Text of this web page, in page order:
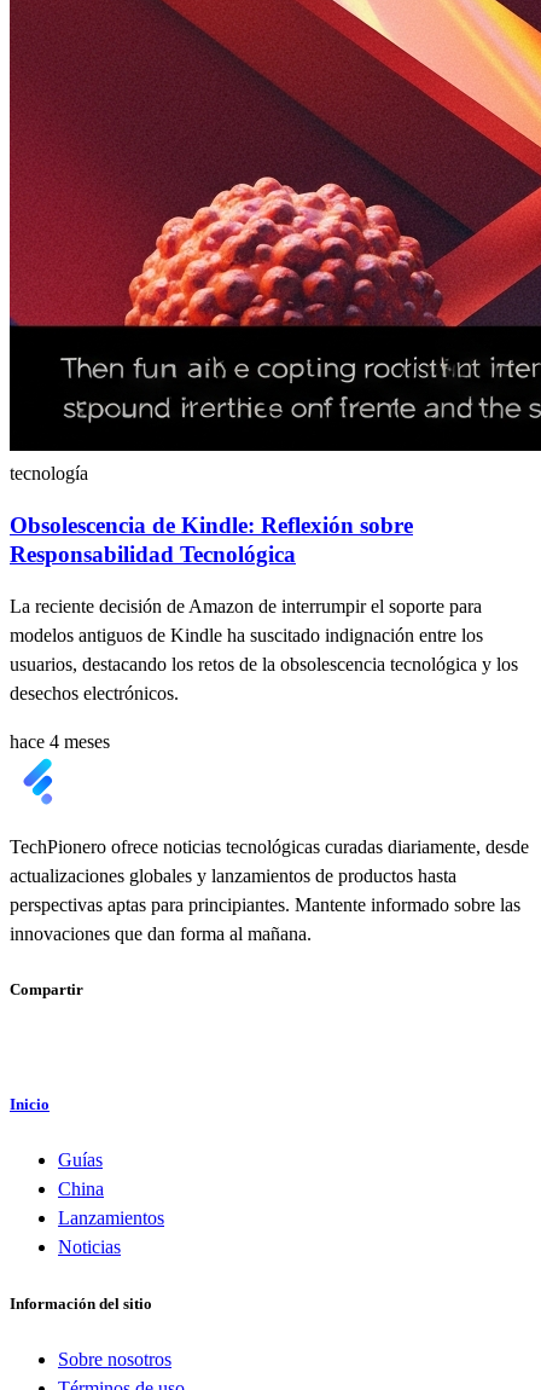
tecnología
Obsolescencia de Kindle: Reflexión sobre
Responsabilidad Tecnológica
La reciente decisión de Amazon de interrumpir el soporte para
modelos antiguos de Kindle ha suscitado indignación entre los
usuarios, destacando los retos de la obsolescencia tecnológica y los
desechos electrónicos.
hace 4 meses
TechPionero ofrece noticias tecnológicas curadas diariamente, desde
actualizaciones globales y lanzamientos de productos hasta
perspectivas aptas para principiantes. Mantente informado sobre las
innovaciones que dan forma al mañana.
Compartir
Inicio
Guías
China
Lanzamientos
Noticias
Información del sitio
Sobre nosotros